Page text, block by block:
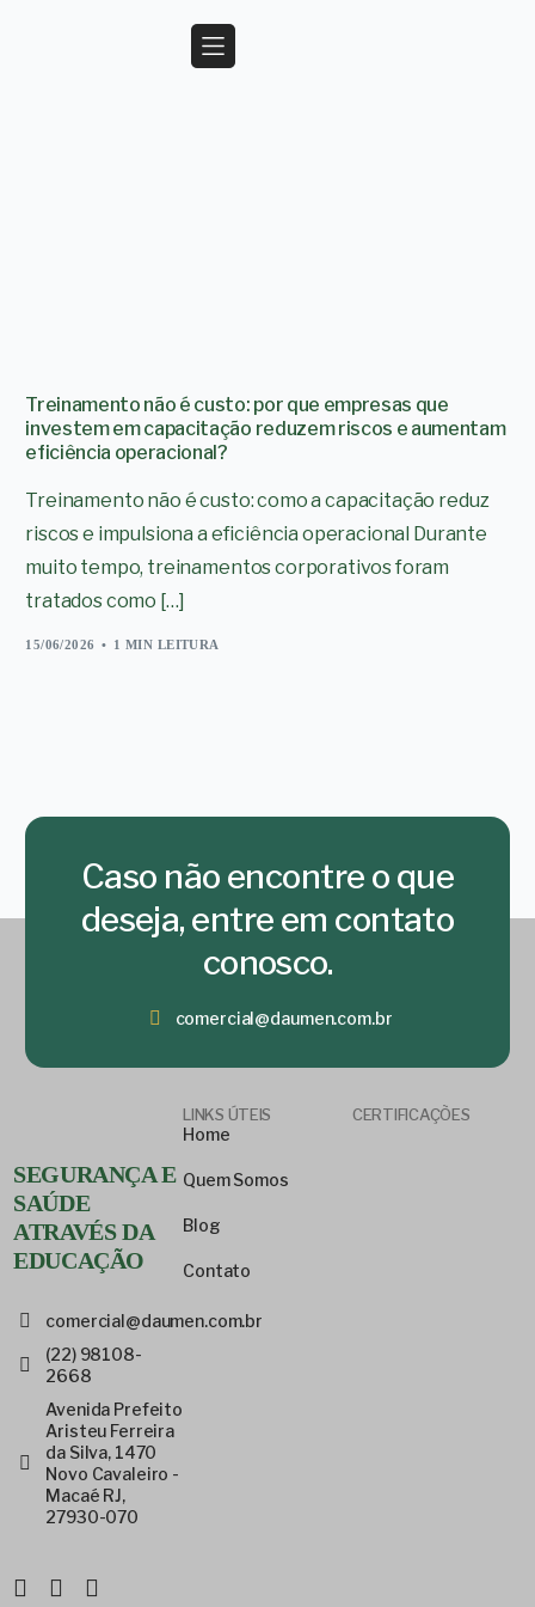
Treinamento não é custo: por que empresas que
investem em capacitação reduzem riscos e aumentam
eficiência operacional?
Treinamento não é custo: como a capacitação reduz
riscos e impulsiona a eficiência operacional Durante
muito tempo, treinamentos corporativos foram
tratados como […]
15/06/2026 1 MIN LEITURA
Caso não encontre o que
deseja, entre em contato
conosco.
comercial@daumen.com.br
SEGURANÇA E
SAÚDE
ATRAVÉS DA
EDUCAÇÃO
comercial@daumen.com.br
(22) 98108-
2668
Avenida Prefeito
Aristeu Ferreira
da Silva, 1470
Novo Cavaleiro -
Macaé RJ,
27930-070
LINKS ÚTEIS
Home
Quem Somos
Blog
Contato
CERTIFICAÇÕES